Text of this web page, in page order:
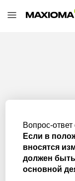
Вопрос-
Если в
вносятся
должен
основной